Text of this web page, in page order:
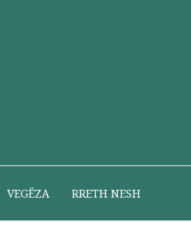
VEGËZA RRETH NESH